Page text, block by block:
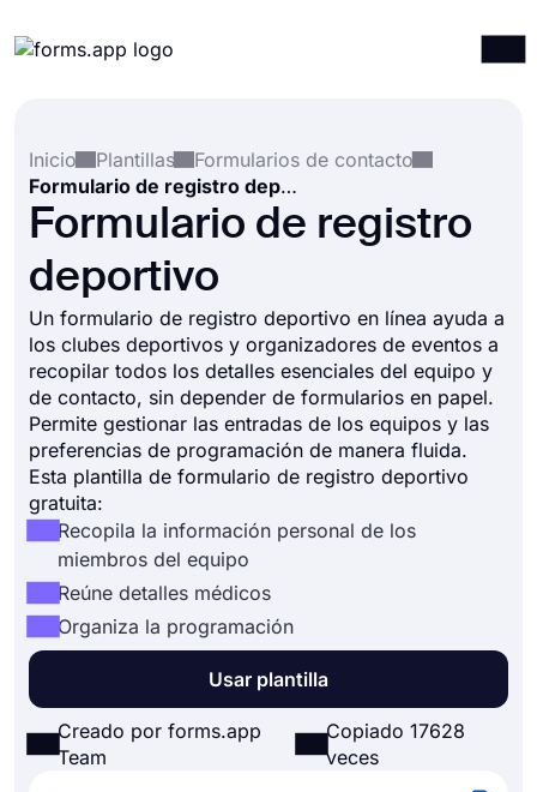
Integraciones
Plantillas
Recursos
Precios
Inicio
Plantillas
Formularios de contacto
Formulario de registro deportivo
Formulario de registro
deportivo
Un formulario de registro deportivo en línea ayuda a
los clubes deportivos y organizadores de eventos a
recopilar todos los detalles esenciales del equipo y
de contacto, sin depender de formularios en papel.
Permite gestionar las entradas de los equipos y las
preferencias de programación de manera fluida.
Esta plantilla de formulario de registro deportivo
gratuita:
Recopila la información personal de los
miembros del equipo
Reúne detalles médicos
Organiza la programación
Usar plantilla
Creado por forms.app
Team
Copiado 17628
veces